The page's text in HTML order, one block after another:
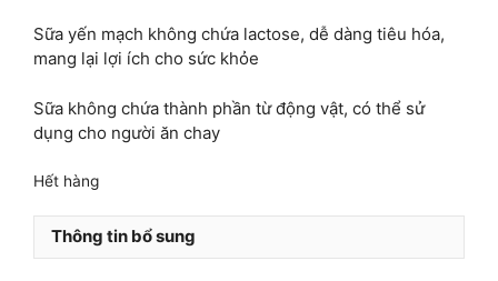
Sữa yến mạch không chứa lactose, dễ dàng tiêu hóa,
mang lại lợi ích cho sức khỏe
Sữa không chứa thành phần từ động vật, có thể sử
dụng cho người ăn chay
Hết hàng
Thông tin bổ sung